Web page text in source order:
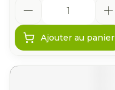
Ajouter au panier